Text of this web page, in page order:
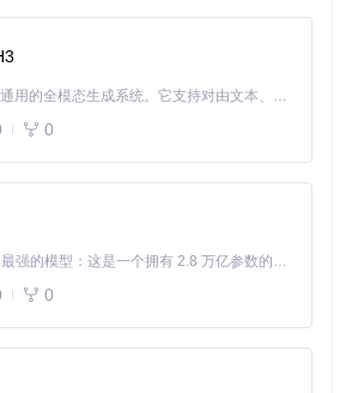
MiniMax H3 是一个通用的全模态生成系统。它支持对由文本、图像、视频和音频组成的多模态上下文进行统一理解，并能生成分辨率高达 2K、时长可达 15 秒的带原生立体声音频的视频。得益于面向任务泛化的系统设计，H3 在预训练阶段就已具备广泛的多模态上下文理解与生成能力，能够出色地执行复杂的多模态指令。
0
Kimi K3 是Kimi能力最强的模型：这是一个拥有 2.8 万亿参数的混合专家（MoE）模型，具备原生视觉理解能力，并支持 100 万 token 的上下文窗口。
0